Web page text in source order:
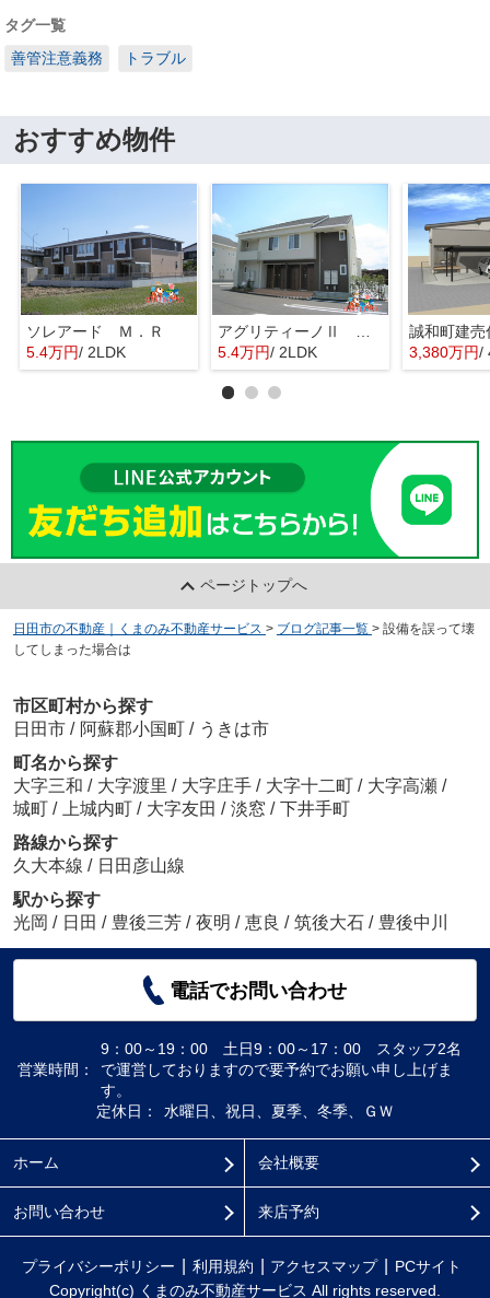
タグ一覧
善管注意義務
トラブル
おすすめ物件
ソレアード Ｍ．Ｒ
5.4万円/ 2LDK
アグリティーノⅡ Ｂ棟
5.4万円/ 2LDK
誠和町建売
3,380万円/
ページトップへ
日田市の不動産｜くまのみ不動産サービス > ブログ記事一覧 > 設備を誤って壊
してしまった場合は
市区町村から探す
日田市 / 阿蘇郡小国町 / うきは市
町名から探す
大字三和 / 大字渡里 / 大字庄手 / 大字十二町 / 大字高瀬 /
城町 / 上城内町 / 大字友田 / 淡窓 / 下井手町
路線から探す
久大本線 / 日田彦山線
駅から探す
光岡 / 日田 / 豊後三芳 / 夜明 / 恵良 / 筑後大石 / 豊後中川
電話でお問い合わせ
営業時間：
9：00～19：00 土日9：00～17：00 スタッフ2名
で運営しておりますので要予約でお願い申し上げま
す。
定休日：
水曜日、祝日、夏季、冬季、ＧＷ
ホーム 会社概要
お問い合わせ 来店予約
プライバシーポリシー 利用規約 アクセスマップ
PCサイト
Copyright(c) くまのみ不動産サービス All rights reserved.